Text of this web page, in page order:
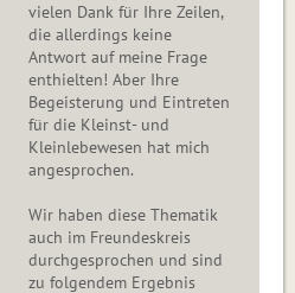
vielen Dank für Ihre Zeilen,
die allerdings keine
Antwort auf meine Frage
enthielten! Aber Ihre
Begeisterung und Eintreten
für die Kleinst- und
Kleinlebewesen hat mich
angesprochen.
Wir haben diese Thematik
auch im Freundeskreis
durchgesprochen und sind
zu folgendem Ergebnis